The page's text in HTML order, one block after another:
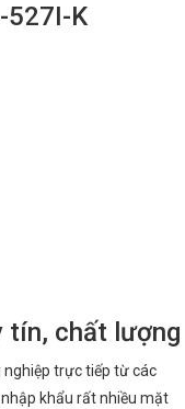
527I-K
tín, chất lượng
nghiệp trực tiếp từ các
khẩu rất nhiều mặt